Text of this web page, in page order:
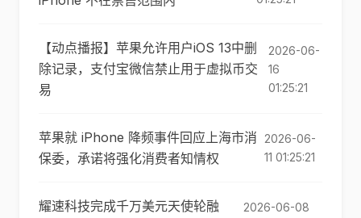
【动点播报】苹果允许用户iOS 13中删
除记录，支付宝微信禁止用于虚拟币交
易
2026-06-
16
01:25:21
苹果就 iPhone 降频事件回应上海市消
保委，承诺将强化消费者知情权
2026-06-
11 01:25:21
耀速科技完成千万美元天使轮融
2026-06-08